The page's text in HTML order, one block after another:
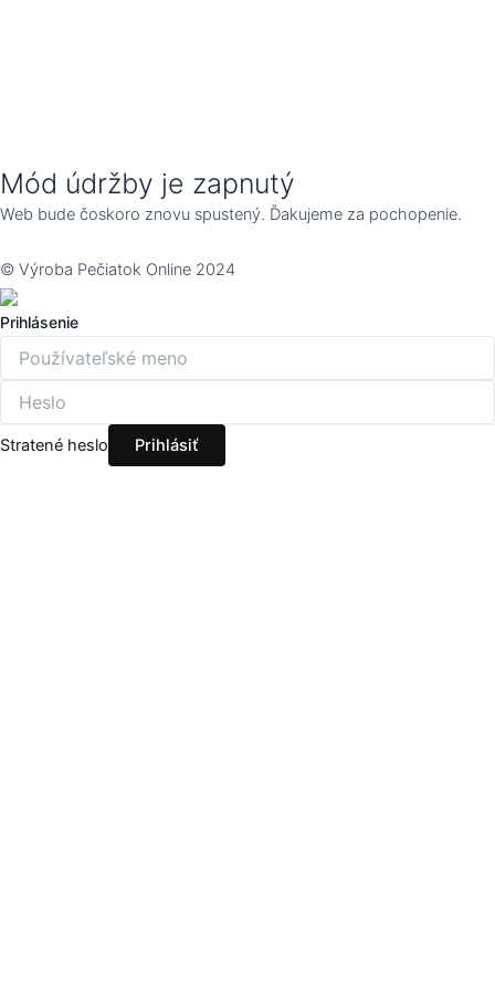
Mód údržby je zapnutý
Web bude čoskoro znovu spustený. Ďakujeme za pochopenie.
© Výroba Pečiatok Online 2024
Prihlásenie
Stratené heslo